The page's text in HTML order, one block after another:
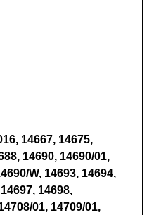
14667, 14675,
14690, 14690/01,
W, 14693, 14694,
14698,
01, 14709/01,